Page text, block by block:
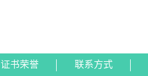
证书荣誉 联系方式